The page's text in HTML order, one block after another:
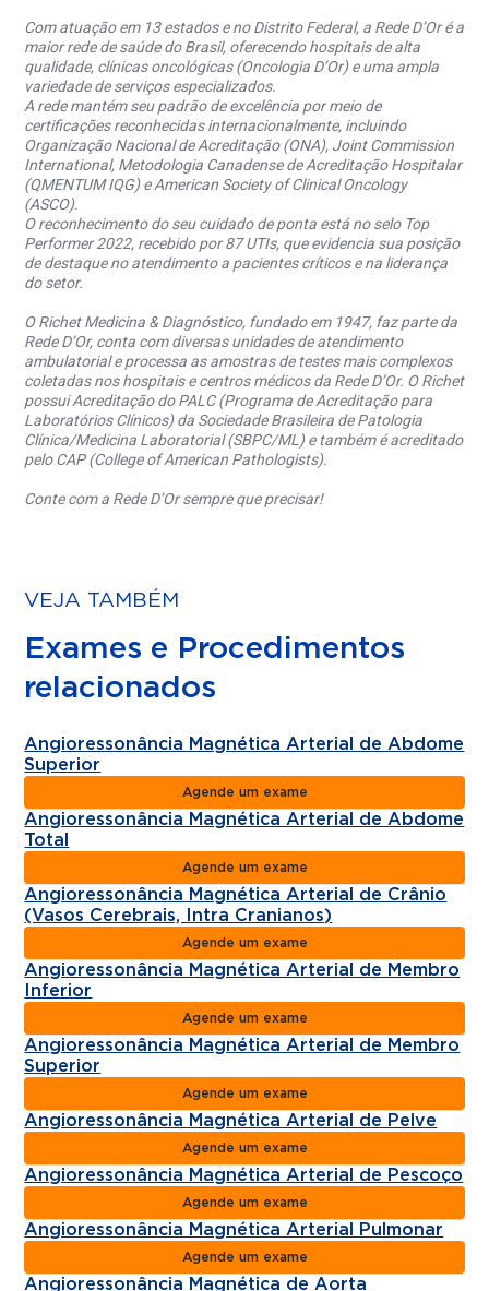
Com atuação em 13 estados e no Distrito Federal, a Rede D’Or é a
maior rede de saúde do Brasil, oferecendo hospitais de alta
qualidade, clínicas oncológicas (Oncologia D’Or) e uma ampla
variedade de serviços especializados.
A rede mantém seu padrão de excelência por meio de
certificações reconhecidas internacionalmente, incluindo
Organização Nacional de Acreditação (ONA), Joint Commission
International, Metodologia Canadense de Acreditação Hospitalar
(QMENTUM IQG) e American Society of Clinical Oncology
(ASCO).
O reconhecimento do seu cuidado de ponta está no selo Top
Performer 2022, recebido por 87 UTIs, que evidencia sua posição
de destaque no atendimento a pacientes críticos e na liderança
do setor.
O Richet Medicina & Diagnóstico, fundado em 1947, faz parte da
Rede D’Or, conta com diversas unidades de atendimento
ambulatorial e processa as amostras de testes mais complexos
coletadas nos hospitais e centros médicos da Rede D’Or. O Richet
possui Acreditação do PALC (Programa de Acreditação para
Laboratórios Clínicos) da Sociedade Brasileira de Patologia
Clínica/Medicina Laboratorial (SBPC/ML) e também é acreditado
pelo CAP (College of American Pathologists).
Conte com a Rede D’Or sempre que precisar!
VEJA TAMBÉM
Exames e Procedimentos
relacionados
Angioressonância Magnética Arterial de Abdome
Superior
Agende um exame
Angioressonância Magnética Arterial de Abdome
Total
Agende um exame
Angioressonância Magnética Arterial de Crânio
(Vasos Cerebrais, Intra Cranianos)
Agende um exame
Angioressonância Magnética Arterial de Membro
Inferior
Agende um exame
Angioressonância Magnética Arterial de Membro
Superior
Agende um exame
Angioressonância Magnética Arterial de Pelve
Agende um exame
Angioressonância Magnética Arterial de Pescoço
Agende um exame
Angioressonância Magnética Arterial Pulmonar
Agende um exame
Angioressonância Magnética de Aorta